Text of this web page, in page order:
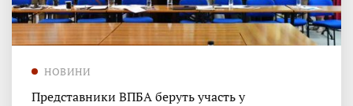
НОВИНИ
Представники ВПБА беруть участь у